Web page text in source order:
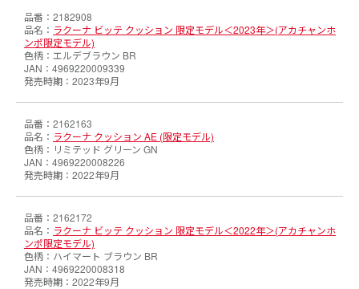
2182908
ラクーナ ビッテ クッション 限定モデル＜2023年＞(アカチャンホ
ンポ限定モデル)
エルデブラウン BR
4969220009339
2023年9月
2162163
ラクーナ クッション AE (限定モデル)
リミテッド グリーン GN
4969220008226
2022年9月
2162172
ラクーナ ビッテ クッション 限定モデル＜2022年＞(アカチャンホ
ンポ限定モデル)
ハイマート ブラウン BR
4969220008318
2022年9月